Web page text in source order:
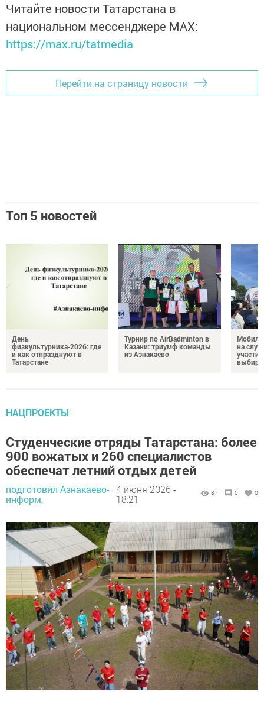
Читайте новости Татарстана в
национальном мессенджере MАХ:
https://max.ru/tatmedia
Перейти на страницу новости
Топ 5 новостей
День
физкультурника‑2026: где
и как отпразднуют в
Татарстане
Турнир по AirBadminton в
Казани: триумф команды
из Азнакаево
на
НАЦПРОЕКТЫ
Студенческие отряды Татарстана: более
900 вожатых и 260 специалистов
обеспечат летний отдых детей
подготовил Азнакаево-
информ,
4 июня 2026 -
18:21
87 0 0